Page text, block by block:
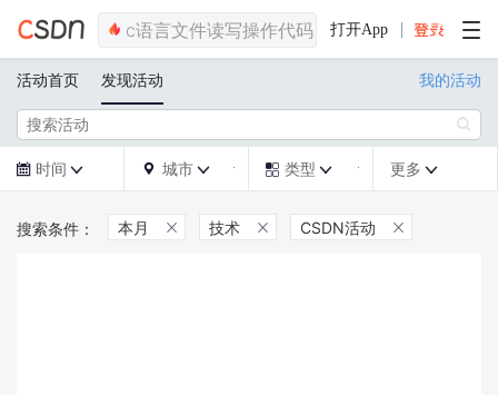
打开App
活动首页 发现活动 我的活动

 时间   城市   类型  更多 
本月  技术  CSDN活动 